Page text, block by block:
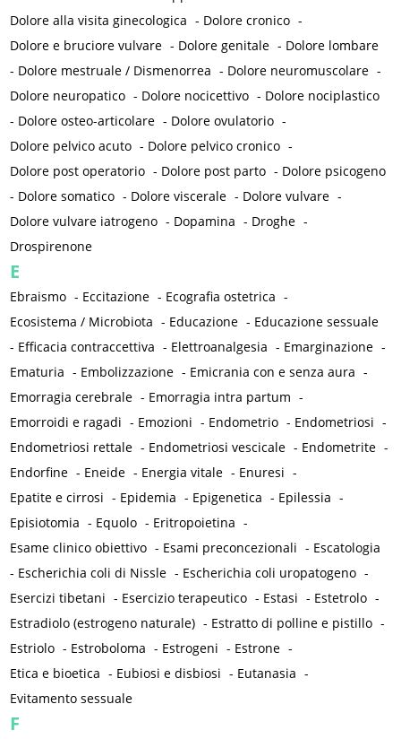
Dolore alla visita ginecologica - Dolore cronico -
Dolore e bruciore vulvare - Dolore genitale - Dolore lombare
- Dolore mestruale / Dismenorrea - Dolore neuromuscolare -
Dolore neuropatico - Dolore nocicettivo - Dolore nociplastico
- Dolore osteo-articolare - Dolore ovulatorio -
Dolore pelvico acuto - Dolore pelvico cronico -
Dolore post operatorio - Dolore post parto - Dolore psicogeno
- Dolore somatico - Dolore viscerale - Dolore vulvare -
Dolore vulvare iatrogeno - Dopamina - Droghe -
Drospirenone
E
Ebraismo - Eccitazione - Ecografia ostetrica -
Ecosistema / Microbiota - Educazione - Educazione sessuale
- Efficacia contraccettiva - Elettroanalgesia - Emarginazione -
Ematuria - Embolizzazione - Emicrania con e senza aura -
Emorragia cerebrale - Emorragia intra partum -
Emorroidi e ragadi - Emozioni - Endometrio - Endometriosi -
Endometriosi rettale - Endometriosi vescicale - Endometrite -
Endorfine - Eneide - Energia vitale - Enuresi -
Epatite e cirrosi - Epidemia - Epigenetica - Epilessia -
Episiotomia - Equolo - Eritropoietina -
Esame clinico obiettivo - Esami preconcezionali - Escatologia
- Escherichia coli di Nissle - Escherichia coli uropatogeno -
Esercizi tibetani - Esercizio terapeutico - Estasi - Estetrolo -
Estradiolo (estrogeno naturale) - Estratto di polline e pistillo -
Estriolo - Estroboloma - Estrogeni - Estrone -
Etica e bioetica - Eubiosi e disbiosi - Eutanasia -
Evitamento sessuale
F